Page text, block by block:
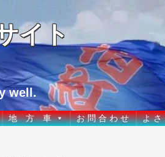
イト
well.
地 方 車 お 問 合 わ せ よ さ